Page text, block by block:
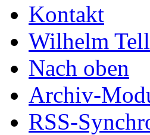
Kontakt
Wilhelm
Nach oben
Archiv-
RSS-